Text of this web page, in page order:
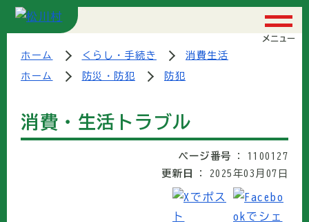
メニュー
ホーム くらし・手続き 消費生活
ホーム 防災・防犯 防犯
消費・生活トラブル
ページ番号
1100127
更新日
2025年03月07日